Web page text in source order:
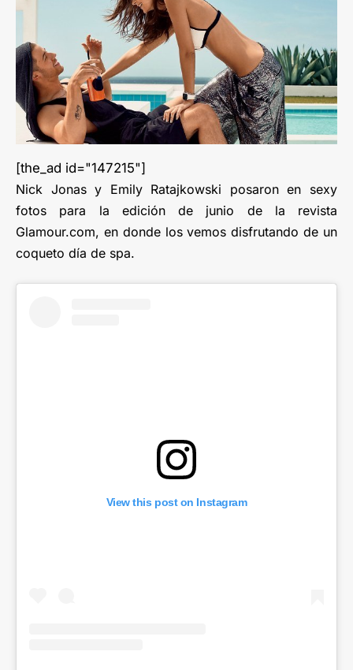
[the_ad id="147215"]
Nick Jonas y Emily Ratajkowski posaron en sexy
fotos para la edición de junio de la revista
Glamour.com, en donde los vemos disfrutando de un
coqueto día de spa.
View this post on Instagram